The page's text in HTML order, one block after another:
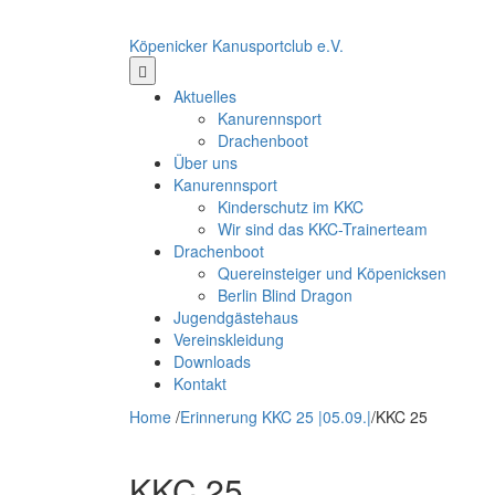
Köpenicker Kanusportclub e.V.
Aktuelles
Kanurennsport
Drachenboot
Über uns
Kanurennsport
Kinderschutz im KKC
Wir sind das KKC-Trainerteam
Drachenboot
Quereinsteiger und Köpenicksen
Berlin Blind Dragon
Jugendgästehaus
Vereinskleidung
Downloads
Kontakt
Home /Erinnerung KKC 25 |05.09.|/KKC 25